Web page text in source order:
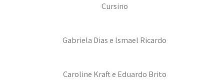
Cursino
Gabriela Dias e Ismael Ricardo
Caroline Kraft e Eduardo Brito